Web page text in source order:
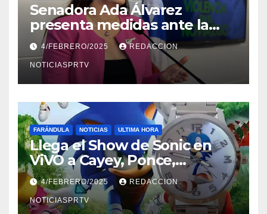
Senadora Ada Álvarez
presenta medidas ante la
violencia en el noviazgo
4/FEBRERO/2025 REDACCION
NOTICIASPRTV
FARÁNDULA NOTICIAS ULTIMA HORA
Llega el Show de Sonic en
ViVO a Cayey, Ponce,
Barceloneta y Humacao,
Relojes gratis para el que
compre ahora….
4/FEBRERO/2025 REDACCION
NOTICIASPRTV